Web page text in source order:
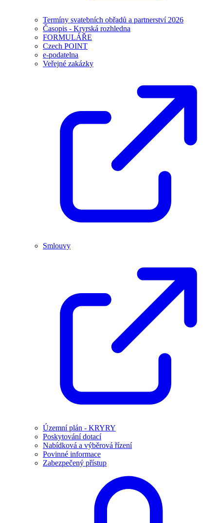
Termíny svatebních obřadů a partnerství 2026
Časopis - Kryrská rozhledna
FORMULÁŘE
Czech POINT
e-podatelna
Veřejné zakázky
Smlouvy
Územní plán - KRYRY
Poskytování dotací
Nabídková a výběrová řízení
Povinné informace
Zabezpečený přístup